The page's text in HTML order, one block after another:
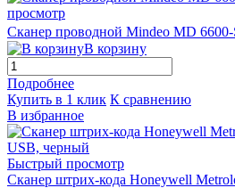
просмотр
Сканер проводной Mindeo MD
В корзину
Подробнее
Купить в 1 клик К сравнению
В избранное
Быстрый просмотр
Сканер штрих-кода Honeywell